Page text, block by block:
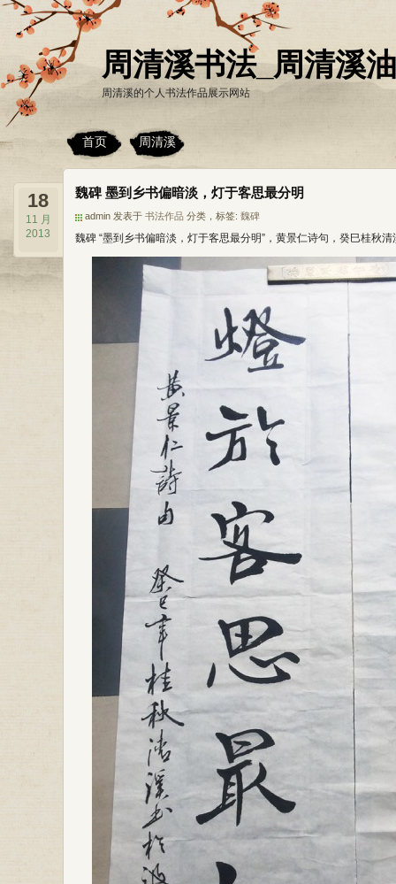
周清溪书法_周清溪
周清溪的个人书法作品展示网站
首页 周清溪
魏碑 墨到乡书偏暗淡，灯于客思最分明
admin 发表于 书法作品 分类，标签: 魏碑
18
11 月
2013
魏碑 “墨到乡书偏暗淡，灯于客思最分明”，黄景仁诗句，癸巳桂秋